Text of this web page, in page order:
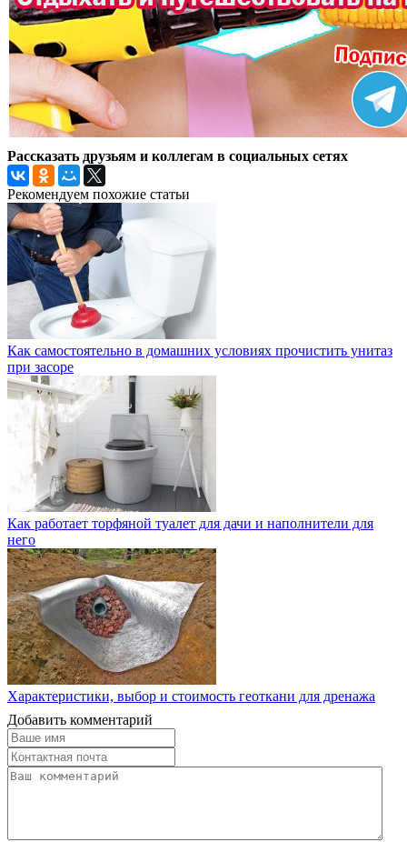
Рассказать друзьям и коллегам в социальных сетях
Рекомендуем похожие статьи
Как самостоятельно в домашних условиях прочистить унитаз
при засоре
Как работает торфяной туалет для дачи и наполнители для
него
Характеристики, выбор и стоимость геоткани для дренажа
Добавить комментарий